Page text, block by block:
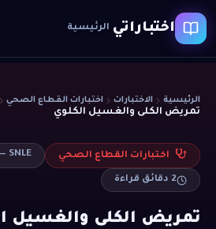
اختباراتي الرئيسية
الرئيسية الاختبارات اختبارات القطاع الصحي
تمريض الكلى والغسيل الكلوي
اختبارات القطاع الصحي SNLE — رخصة التمريض
2 دقائق قراءة
تمريض الكلى والغسيل